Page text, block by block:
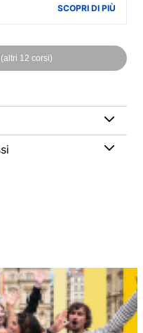
SCOPRI DI PIÙ
(altri 12 corsi)